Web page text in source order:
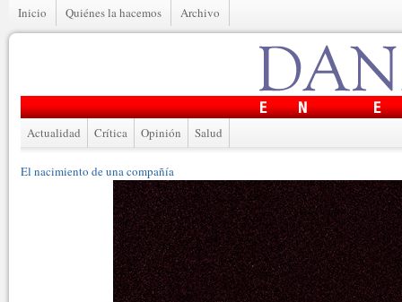
Inicio Quiénes la hacemos Archivo
Actualidad Crítica Opinión Salud
El nacimiento de una compañía